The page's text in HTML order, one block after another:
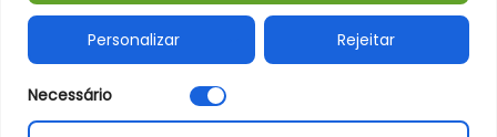
Personalizar Rejeitar
Necessário
© Póvoa de Lanhoso 2026